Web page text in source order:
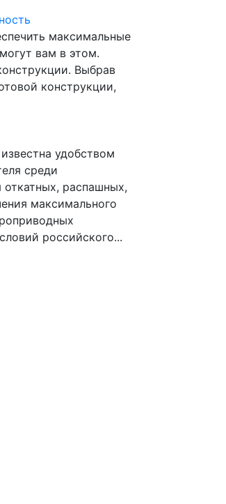
максимальные
вам в этом.
Выбрав
конструкции,
удобством
среди
откатных, распашных,
максимального
российского...